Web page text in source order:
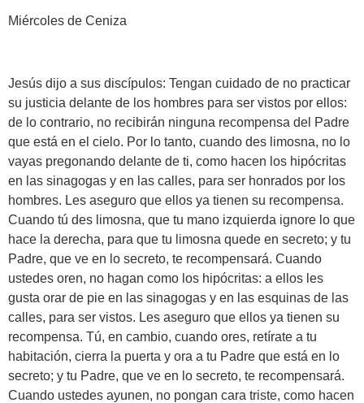
Miércoles de Ceniza
Jesús dijo a sus discípulos: Tengan cuidado de no practicar
su justicia delante de los hombres para ser vistos por ellos:
de lo contrario, no recibirán ninguna recompensa del Padre
que está en el cielo. Por lo tanto, cuando des limosna, no lo
vayas pregonando delante de ti, como hacen los hipócritas
en las sinagogas y en las calles, para ser honrados por los
hombres. Les aseguro que ellos ya tienen su recompensa.
Cuando tú des limosna, que tu mano izquierda ignore lo que
hace la derecha, para que tu limosna quede en secreto; y tu
Padre, que ve en lo secreto, te recompensará. Cuando
ustedes oren, no hagan como los hipócritas: a ellos les
gusta orar de pie en las sinagogas y en las esquinas de las
calles, para ser vistos. Les aseguro que ellos ya tienen su
recompensa. Tú, en cambio, cuando ores, retírate a tu
habitación, cierra la puerta y ora a tu Padre que está en lo
secreto; y tu Padre, que ve en lo secreto, te recompensará.
Cuando ustedes ayunen, no pongan cara triste, como hacen